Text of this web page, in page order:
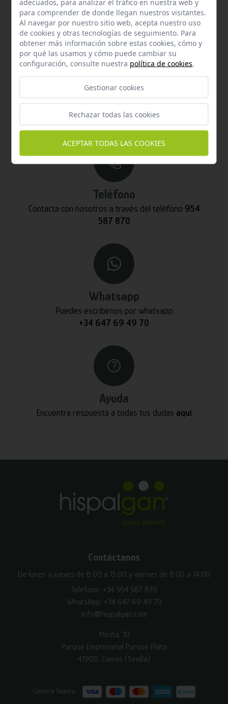
Email
info@hispalgan.com
Teléfono
Contacta con nosotros a través del teléfono 954
587 870
Whatsapp
Puedes escribirnos por whatsapp
+34 647 69 49 70
Ayuda
Encuentra respuesta a todas tus dudas aquí
Contáctanos
De lunes a jueves de 8:00 a 15:00 y viernes de 8:00 a 14:00
Teléfono: +34 954 587 870
WhatsApp: +34 647 69 49 70
info@hispalgan.com
Mesta, 10
Parque Empresarial Parque Plata
41900, Camas (Sevilla)
Compra Segura:
para comprender de donde llegan nuestros visitantes.
Al navegar por nuestro sitio web, acepta nuestro uso
de cookies y otras tecnologías de seguimiento. Para
obtener más información sobre estas cookies, cómo y
por qué las usamos y cómo puede cambiar su
configuración, consulte nuestra política de cookies.
Gestionar cookies
Rechazar todas las cookies
ACEPTAR TODAS LAS COOKIES